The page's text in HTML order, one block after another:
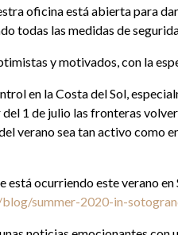
oficina está abierta para
todas las medidas de
y motivados, con la
en la Costa del Sol,
1 de julio las fronteras
verano sea tan activo como
está ocurriendo este verano
summer-2020-in-